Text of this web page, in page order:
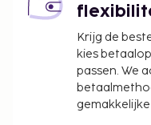
Krijg de
kies
passen. We